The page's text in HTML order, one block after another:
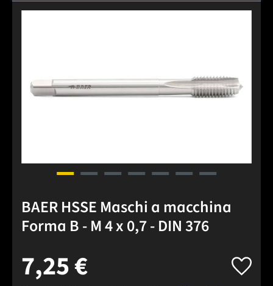
BAER HSSE Maschi a macchina
Forma B - M 4 x 0,7 - DIN 376
7,25 €